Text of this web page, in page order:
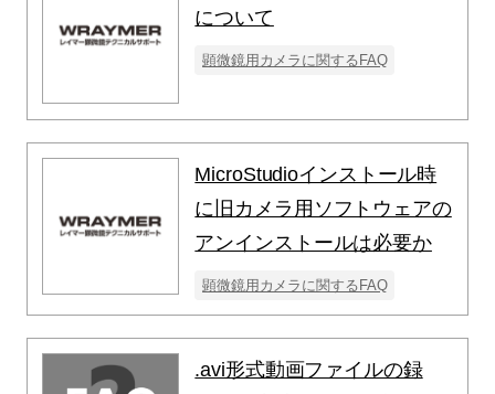
について
顕微鏡用カメラに関するFAQ
MicroStudioインストール時
に旧カメラ用ソフトウェアの
アンインストールは必要か
顕微鏡用カメラに関するFAQ
.avi形式動画ファイルの録